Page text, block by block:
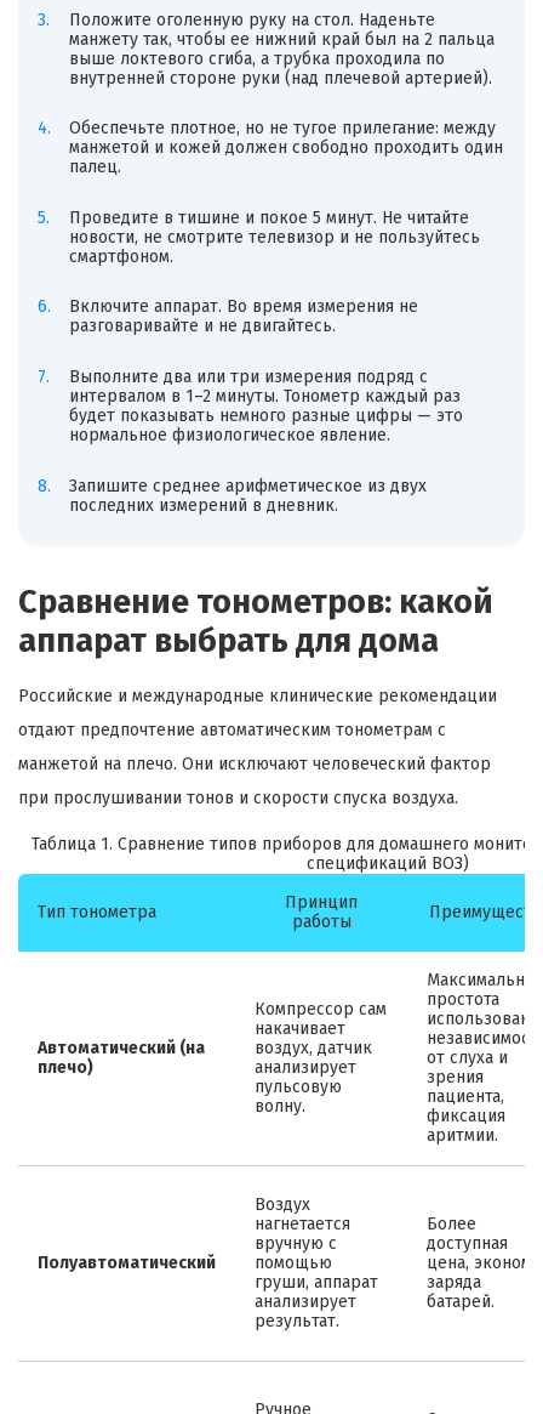
Положите оголенную руку на стол. Наденьте
манжету так, чтобы ее нижний край был на 2 пальца
выше локтевого сгиба, а трубка проходила по
внутренней стороне руки (над плечевой артерией).
Обеспечьте плотное, но не тугое прилегание: между
манжетой и кожей должен свободно проходить один
палец.
Проведите в тишине и покое 5 минут. Не читайте
новости, не смотрите телевизор и не пользуйтесь
смартфоном.
Включите аппарат. Во время измерения не
разговаривайте и не двигайтесь.
Выполните два или три измерения подряд с
интервалом в 1–2 минуты. Тонометр каждый раз
будет показывать немного разные цифры — это
нормальное физиологическое явление.
Запишите среднее арифметическое из двух
последних измерений в дневник.
Сравнение тонометров: какой
аппарат выбрать для дома
Российские и международные клинические рекомендации
отдают предпочтение автоматическим тонометрам с
манжетой на плечо. Они исключают человеческий фактор
при прослушивании тонов и скорости спуска воздуха.
Таблица 1. Сравнение типов приборов для домашнего
спецификаций ВОЗ)
Тип тонометра
Принцип
работы
Автоматический (на
плечо)
Компрессор сам
накачивает
воздух, датчик
анализирует
пульсовую
волну.
Максимальная
простота
от слуха и
зрения
пациента,
фиксация
аритмии.
Полуавтоматический
Воздух
нагнетается
вручную с
помощью
груши, аппарат
анализирует
результат.
Более
доступная
цена,
заряда
батарей.